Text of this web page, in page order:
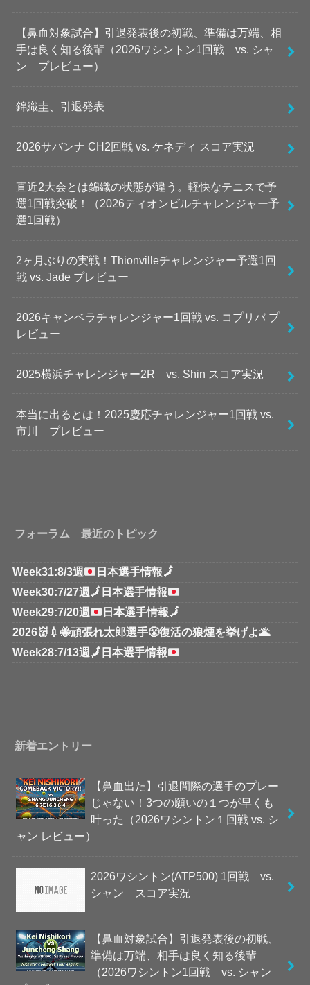
【鼻血対象試合】引退発表後の初戦、準備は万端、相
手は良く知る後輩（2026ワシントン1回戦 vs. シャ
ン プレビュー）
錦織圭、引退発表
2026サバンナ CH2回戦 vs. ケネディ スコア実況
直近2大会とは錦織の状態が違う。軽快なテニスで予
選1回戦突破！（2026ティオンビルチャレンジャー予
選1回戦）
2ヶ月ぶりの実戦！Thionvilleチャレンジャー予選1回
戦 vs. Jade プレビュー
2026キャンベラチャレンジャー1回戦 vs. コプリバ プ
レビュー
2025横浜チャレンジャー2R vs. Shin スコア実況
本当に出るとは！2025慶応チャレンジャー1回戦 vs.
市川 プレビュー
フォーラム 最近のトピック
Week31:8/3週 日本選手情報🗾
Week30:7/27週 🗾 日本選手情報
Week29:7/20週
日本選手情報🗾
2026👹💉🐝頑張れ太郎選手😤復活の狼煙を挙げよ🌋
Week28:7/13週 🗾 日本選手情報
新着エントリー
【鼻血出た】引退間際の選手のプレー
じゃない！3つの願いの１つが早くも
叶った（2026ワシントン１回戦 vs. シ
ャン レビュー）
2026ワシントン(ATP500) 1回戦 vs.
シャン スコア実況
【鼻血対象試合】引退発表後の初戦、
準備は万端、相手は良く知る後輩
（2026ワシントン1回戦 vs. シャン